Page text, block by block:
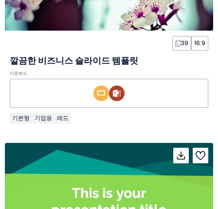
39 16:9
깔끔한 비즈니스 슬라이드 템플릿
다운로드
기본형 기업용 레드